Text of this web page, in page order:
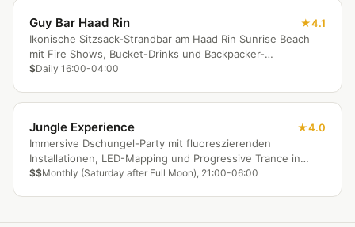
Guy Bar Haad Rin
4.1
Ikonische Sitzsack-Strandbar am Haad Rin Sunrise Beach
mit Fire Shows, Bucket-Drinks und Backpacker-
Atmosphäre.
$Daily 16:00-04:00
Jungle Experience
4.0
Immersive Dschungel-Party mit fluoreszierenden
Installationen, LED-Mapping und Progressive Trance in
einem natürlichen Amphitheater.
$$Monthly (Saturday after Full Moon), 21:00-06:00